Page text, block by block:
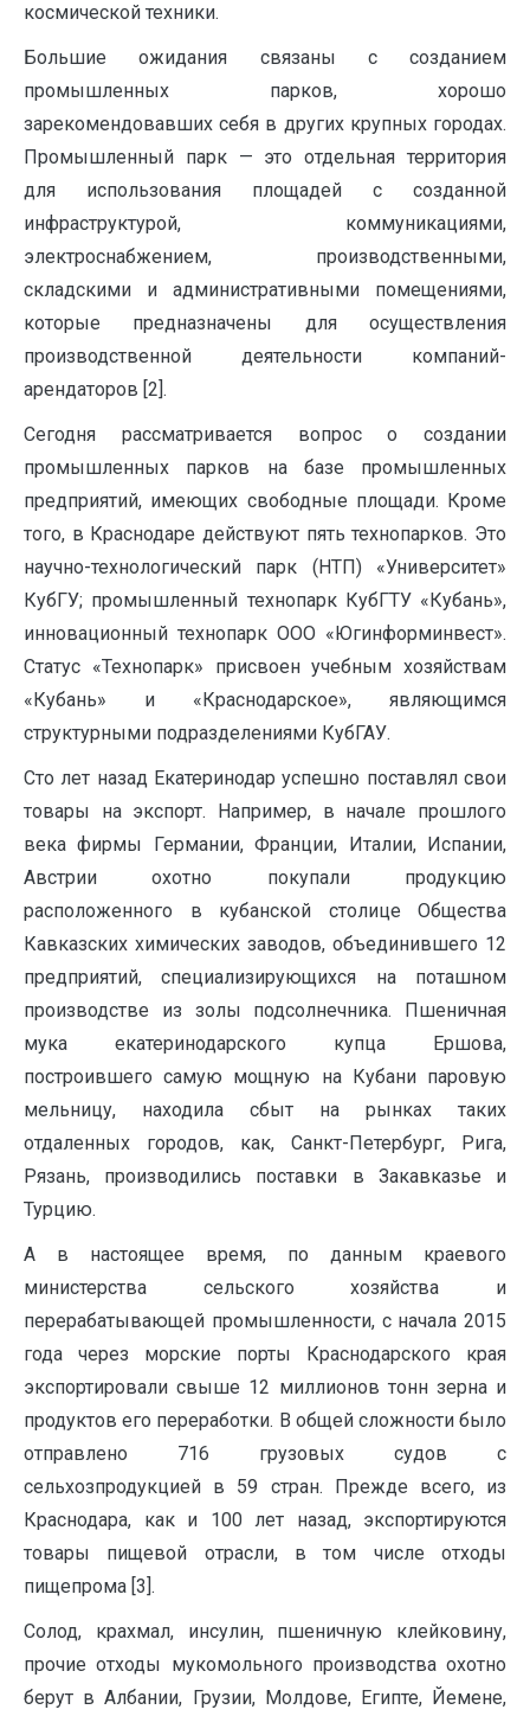
космической техники.
Большие ожидания связаны с созданием
промышленных парков, хорошо
зарекомендовавших себя в других крупных городах.
Промышленный парк — это отдельная территория
для использования площадей с созданной
инфраструктурой, коммуникациями,
электроснабжением, производственными,
складскими и административными помещениями,
которые предназначены для осуществления
производственной деятельности компаний-
арендаторов [2].
Сегодня рассматривается вопрос о создании
промышленных парков на базе промышленных
предприятий, имеющих свободные площади. Кроме
того, в Краснодаре действуют пять технопарков. Это
научно-технологический парк (НТП) «Университет»
КубГУ; промышленный технопарк КубГТУ «Кубань»,
инновационный технопарк ООО «Югинформинвест».
Статус «Технопарк» присвоен учебным хозяйствам
«Кубань» и «Краснодарское», являющимся
структурными подразделениями КубГАУ.
Сто лет назад Екатеринодар успешно поставлял свои
товары на экспорт. Например, в начале прошлого
века фирмы Германии, Франции, Италии, Испании,
Австрии охотно покупали продукцию
расположенного в кубанской столице Общества
Кавказских химических заводов, объединившего 12
предприятий, специализирующихся на поташном
производстве из золы подсолнечника. Пшеничная
мука екатеринодарского купца Ершова,
построившего самую мощную на Кубани паровую
мельницу, находила сбыт на рынках таких
отдаленных городов, как, Санкт-Петербург, Рига,
Рязань, производились поставки в Закавказье и
Турцию.
А в настоящее время, по данным краевого
министерства сельского хозяйства и
перерабатывающей промышленности, с начала 2015
года через морские порты Краснодарского края
экспортировали свыше 12 миллионов тонн зерна и
продуктов его переработки. В общей сложности было
отправлено 716 грузовых судов с
сельхозпродукцией в 59 стран. Прежде всего, из
Краснодара, как и 100 лет назад, экспортируются
товары пищевой отрасли, в том числе отходы
пищепрома [3].
Солод, крахмал, инсулин, пшеничную клейковину,
прочие отходы мукомольного производства охотно
берут в Албании, Грузии, Молдове, Египте, Йемене,